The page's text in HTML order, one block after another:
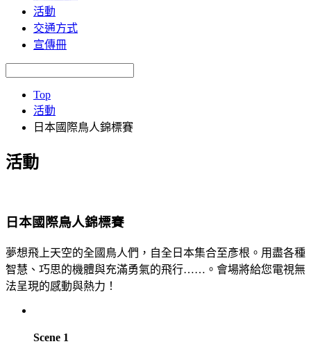
活動
交通方式
宣傳冊
Top
活動
日本國際鳥人錦標賽
活動
日本國際鳥人錦標賽
夢想飛上天空的全國鳥人們，自全日本集合至彥根。用盡各種
智慧、巧思的機體與充滿勇氣的飛行……。會場將給您電視無
法呈現的感動與熱力！
Scene 1